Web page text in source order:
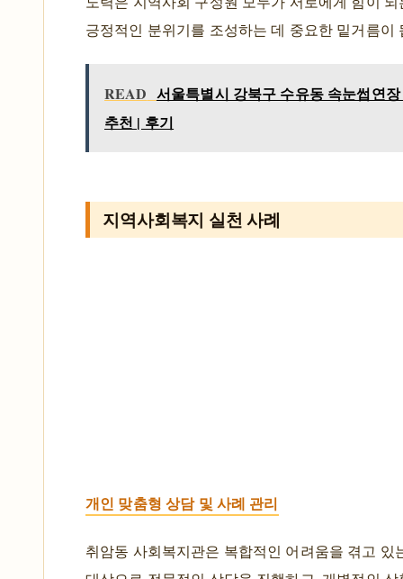
긍정적인 분위기를 조성하는 데 중요한 밑거름이
READ 서울특별시 강북구 수유동 속눈썹연
추천 | 후기
지역사회복지 실천 사례
개인 맞춤형 상담 및 사례 관리
취암동 사회복지관은 복합적인 어려움을 겪고 있